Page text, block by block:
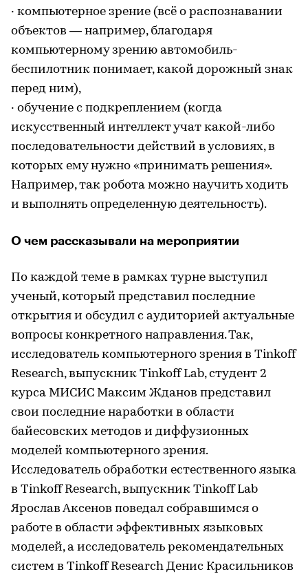
· компьютерное зрение (всё о распознавании
объектов — например, благодаря
компьютерному зрению автомобиль-
беспилотник понимает, какой дорожный знак
перед ним),
· обучение с подкреплением (когда
искусственный интеллект учат какой-либо
последовательности действий в условиях, в
которых ему нужно «принимать решения».
Например, так робота можно научить ходить
и выполнять определенную деятельность).
О чем рассказывали на мероприятии
По каждой теме в рамках турне выступил
ученый, который представил последние
открытия и обсудил с аудиторией актуальные
вопросы конкретного направления. Так,
исследователь компьютерного зрения в Tinkoff
Research, выпускник Tinkoff Lab, студент 2
курса МИСИС Максим Жданов представил
свои последние наработки в области
байесовских методов и диффузионных
моделей компьютерного зрения.
Исследователь обработки естественного языка
в Tinkoff Research, выпускник Tinkoff Lab
Ярослав Аксенов поведал собравшимся о
работе в области эффективных языковых
моделей, а исследователь рекомендательных
систем в Tinkoff Research Денис Красильников